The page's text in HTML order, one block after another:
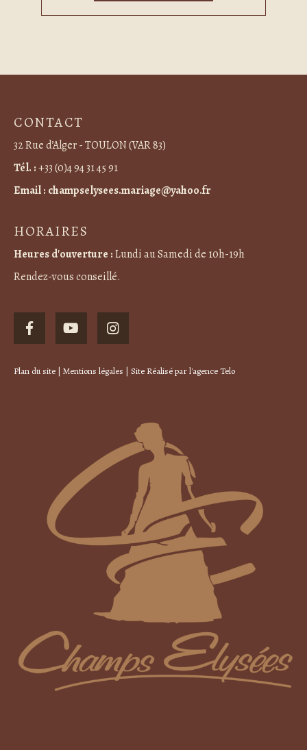
CONTACT
32 Rue d’Alger - TOULON (VAR 83)
Tél. :+33 (0)4 94 31 45 91
Email : champselysees.mariage@yahoo.fr
HORAIRES
Heures d'ouverture :Lundi au Samedi de 10h-19h
Rendez-vous conseillé.
Plan du site | Mentions légales | Site Réalisé parl'agence Telo